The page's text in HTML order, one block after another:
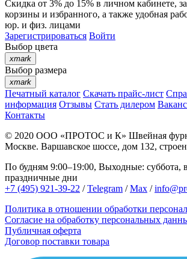
Скидка от 3% до 15% в личном кабинете,
корзины и избранного, а также удобная
юр. и физ. лицами
Зарегистрироваться Войти
Выбор цвета
xmark
Выбор размера
xmark
Печатный каталог Скачать прайс-лист
информация Отзывы Стать дилером
Контакты
© 2020 ООО «ПРОТОС и К» Швейная
Москве. Варшавское шоссе, дом 132,
По будням 9:00–19:00, Выходные: суббота,
праздничные дни
+7 (495) 921-39-22 /Telegram /Max /
Политика в отношении обработки
Согласие на обработку персональных
Публичная оферта
Договор поставки товара